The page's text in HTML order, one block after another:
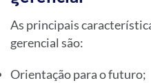
As principais
gerencial são:
Orientação para o futuro;